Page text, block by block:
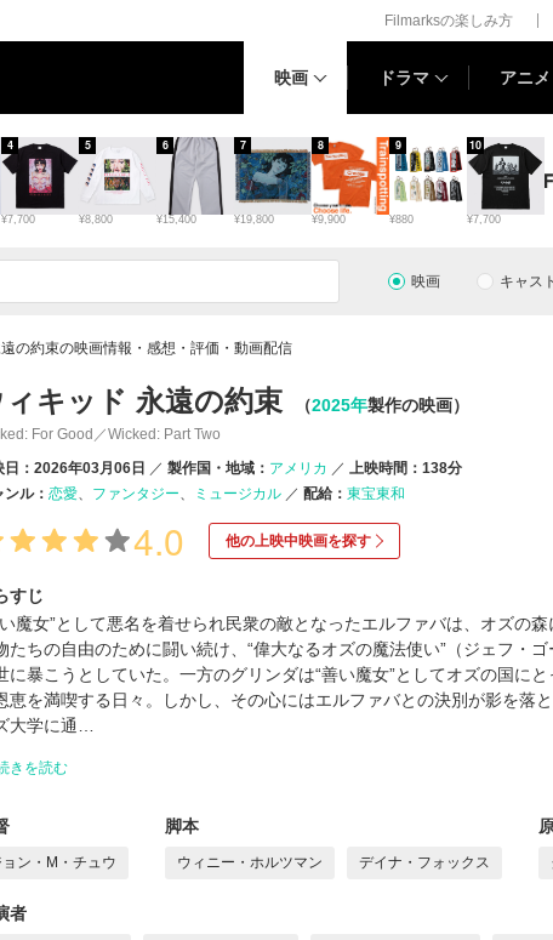
Filmarksの楽しみ方
映画 ドラマ アニメ
¥7,700
4
¥8,800
5
¥15,400
6
¥19,800
7
¥9,900
8
¥880
9
¥7,700
10
映画 キャスト
の約束の映画情報・感想・評価・動画配信
ィキッド 永遠の約束 （2025年製作の映画）
For Good／Wicked: Part Two
日：2026年03月06日
製作国・地域： アメリカ
上映時間：138分
ンル： 恋愛 ファンタジー ミュージカル 配給： 東宝東和
4.0 他の上映中映画を探す
すじ
魔女”として悪名を着せられ民衆の敵となったエルファバは、オズの
たちの自由のために闘い続け、“偉大なるオズの魔法使い”（ジェフ・
に暴こうとしていた。一方のグリンダは“善い魔女”としてオズの国に
恵を満喫する日々。しかし、その心にはエルファバとの決別が影を落と
大学に通…
きを読む
ョン・M・チュウ
脚本
ウィニー・ホルツマン デイナ・フォックス
者